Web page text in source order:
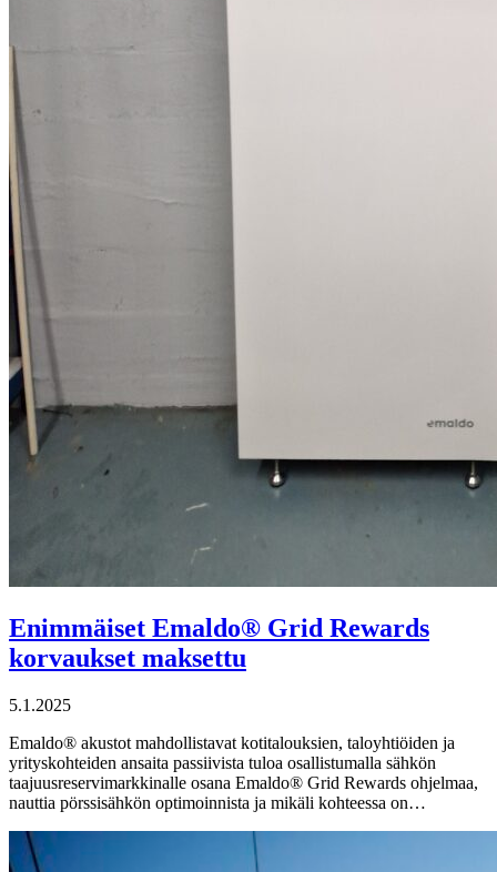
Enimmäiset Emaldo® Grid Rewards
korvaukset maksettu
5.1.2025
Emaldo® akustot mahdollistavat kotitalouksien, taloyhtiöiden ja
yrityskohteiden ansaita passiivista tuloa osallistumalla sähkön
taajuusreservimarkkinalle osana Emaldo® Grid Rewards ohjelmaa,
nauttia pörssisähkön optimoinnista ja mikäli kohteessa on…